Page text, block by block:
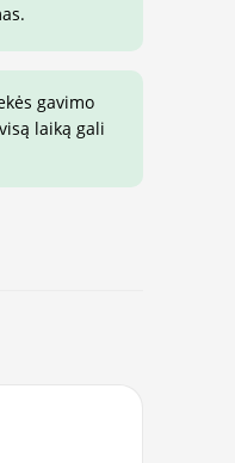
gavimo
laiką gali